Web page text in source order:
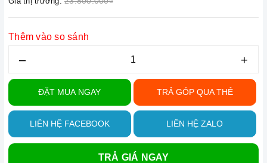
Thêm vào so sánh
– +
ĐẶT MUA NGAY TRẢ GÓP QUA THẺ
LIÊN HỆ FACEBOOK LIÊN HỆ ZALO
TRẢ GIÁ NGAY